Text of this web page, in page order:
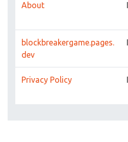
About
blockbreakergame.pages.
dev
Privacy Policy